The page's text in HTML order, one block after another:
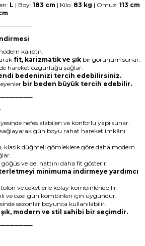
L | Boy: 183 cm | Kilo: 83 kg | Omuz: 113 cm
kalıptır.
fit, karizmatik ve şık bir görünüm sunar.
hareket özgürlüğü sağlar.
bedeninizi tercih edebilirsiniz.
bir beden büyük tercih edebilir.
nefes alabilen ve konforlu yapı sunar.
sağlayarak gün boyu rahat hareket imkânı
, klasik düğmeli gömleklere göre daha modern
ve bel hattını daha fit gösterir.
minimuma indirmeye yardımcı
ve ceketlerle kolay kombinlenebilir.
ve özel gün kombinleri için uygundur.
sezonlar boyunca kullanılabilir.
modern ve stil sahibi bir seçimdir.